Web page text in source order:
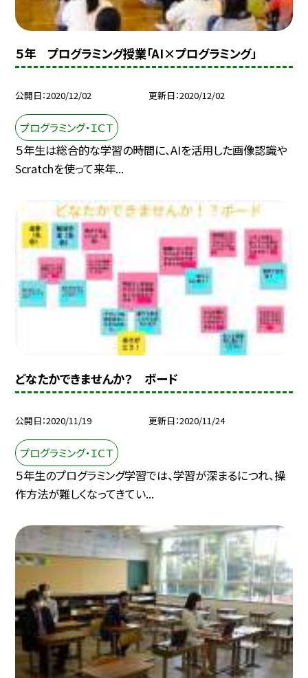
５年 プログラミング授業「AI×プログラミング」
公開日 2020/12/02 更新日 2020/12/02
プログラミング・ＩＣＴ
５年生は総合的な学習の時間に、AIを活用した画像認識や
Scratchを使って来年...
どなたかできませんか？ ボード
公開日 2020/11/19 更新日 2020/11/24
プログラミング・ＩＣＴ
５年生のプログラミング学習では、学習が深まるにつれ、操
作方法が難しくなってきてい...